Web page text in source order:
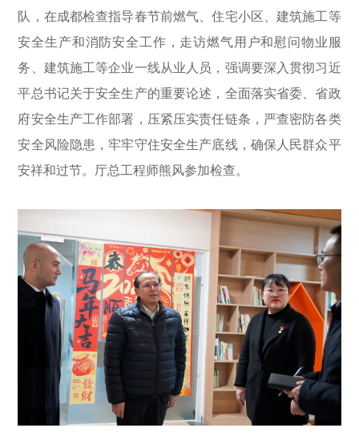
队，在成都检查指导春节前燃气、住宅小区、建筑施工等
安全生产和消防安全工作，走访燃气用户和慰问物业服
务、建筑施工等企业一线从业人员，强调要深入贯彻习近
平总书记关于安全生产的重要论述，全面落实省委、省政
府安全生产工作部署，压紧压实责任链条，严查密防各类
安全风险隐患，牢牢守住安全生产底线，确保人民群众平
安祥和过节。厅总工程师熊风参加检查。